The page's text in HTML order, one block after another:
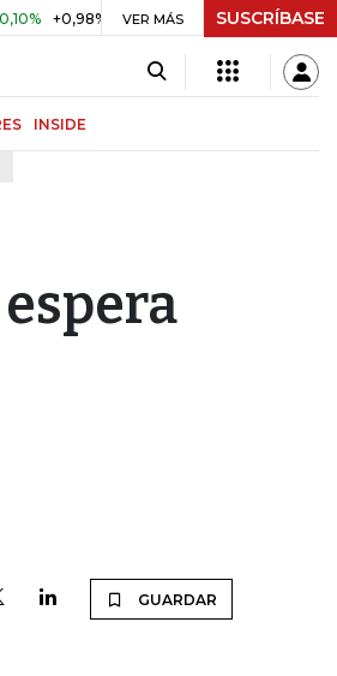
+0,98% UVR $ 416,86 +$ 0,05 +0,01%
VER MÁS SUSCRÍBASE
INSIDE
GUARDAR